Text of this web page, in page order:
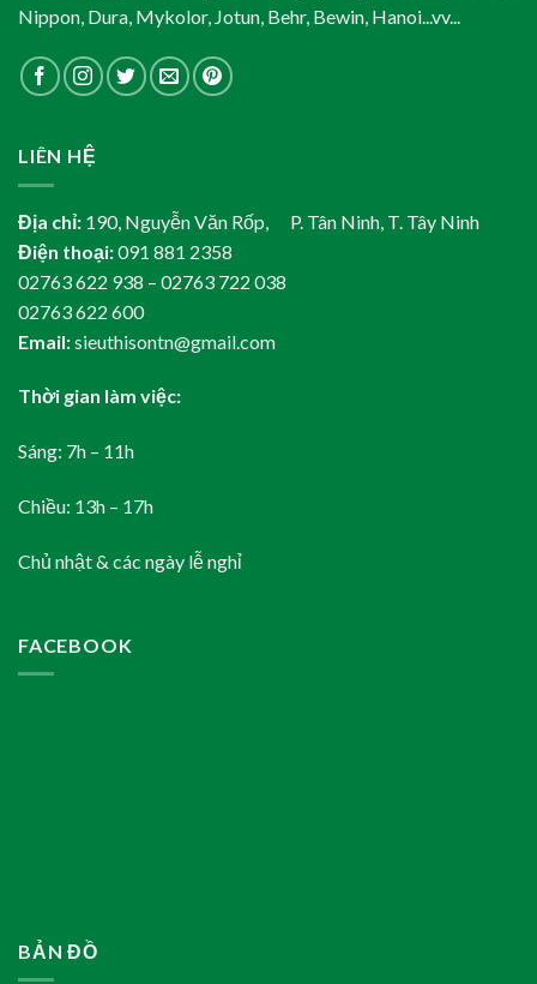
Nippon, Dura, Mykolor, Jotun, Behr, Bewin, Hanoi...vv...
LIÊN HỆ
Địa chỉ: 190, Nguyễn Văn Rốp, P. Tân Ninh, T. Tây Ninh
Điện thoại:091 881 2358
02763 622 938 – 02763 722 038
02763 622 600
Email:sieuthisontn@gmail.com
Thời gian làm việc:
Sáng: 7h – 11h
Chiều: 13h – 17h
Chủ nhật & các ngày lễ nghỉ
FACEBOOK
BẢN ĐỒ